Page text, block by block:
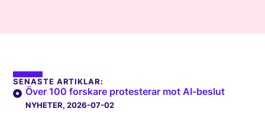
SENASTE ARTIKLAR:
Över 100 forskare protesterar mot AI-beslut
NYHETER, 2026-07-02